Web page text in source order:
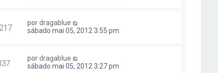
pordragablue
sábado mai 05, 2012 3:55 pm
pordragablue
sábado mai 05, 2012 3:27 pm